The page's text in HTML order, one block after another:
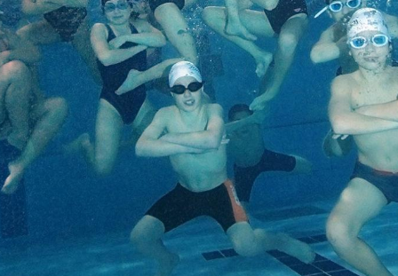
נמשכת
ההרשמה
לקבוצות
השחייה
למבוגרים בסניף
קאנטרי פרדסיה